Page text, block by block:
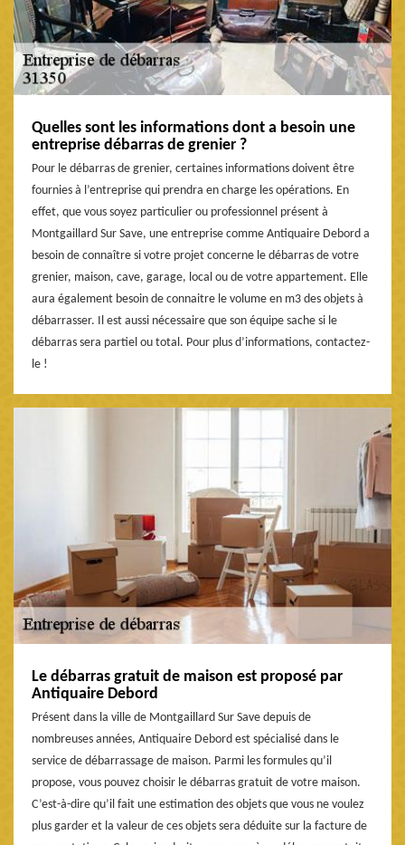
Quelles sont les informations dont a besoin une
entreprise débarras de grenier ?
Pour le débarras de grenier, certaines informations doivent être
fournies à l’entreprise qui prendra en charge les opérations. En
effet, que vous soyez particulier ou professionnel présent à
Montgaillard Sur Save, une entreprise comme Antiquaire Debord a
besoin de connaître si votre projet concerne le débarras de votre
grenier, maison, cave, garage, local ou de votre appartement. Elle
aura également besoin de connaitre le volume en m3 des objets à
débarrasser. Il est aussi nécessaire que son équipe sache si le
débarras sera partiel ou total. Pour plus d’informations, contactez-
le !
Le débarras gratuit de maison est proposé par
Antiquaire Debord
Présent dans la ville de Montgaillard Sur Save depuis de
nombreuses années, Antiquaire Debord est spécialisé dans le
service de débarrassage de maison. Parmi les formules qu’il
propose, vous pouvez choisir le débarras gratuit de votre maison.
C’est-à-dire qu’il fait une estimation des objets que vous ne voulez
plus garder et la valeur de ces objets sera déduite sur la facture de